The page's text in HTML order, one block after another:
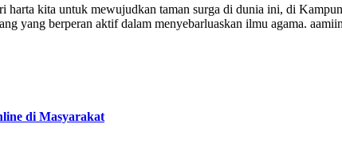
harta kita untuk mewujudkan taman surga di dunia ini, di
yang berperan aktif dalam menyebarluaskan ilmu agama. aamiin
di Masyarakat